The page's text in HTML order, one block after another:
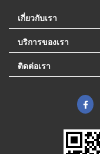
เกี่ยวกับเรา
บริการของเรา
ติดต่อเรา